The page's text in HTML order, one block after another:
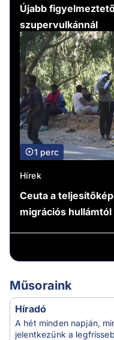
Újabb
szupervulkánnál
1 perc
Hírek
Ceuta a
migrációs
Műsoraink
Híradó
A hét minden napján,
jelentkezünk a